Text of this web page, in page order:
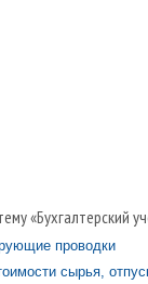
«Бухгалтерский
проводки
сырья,